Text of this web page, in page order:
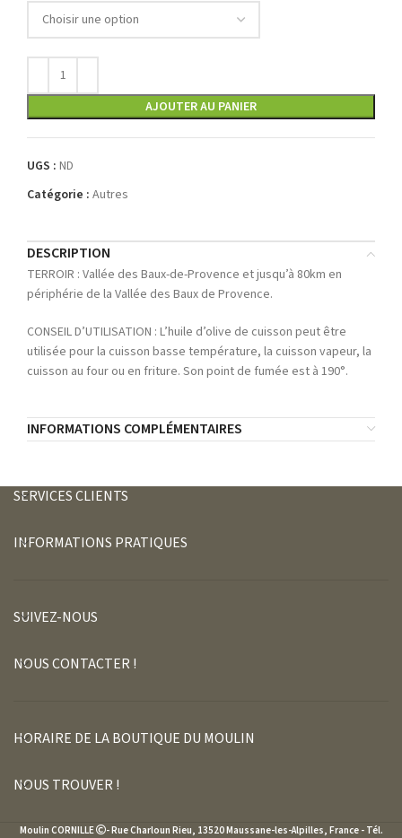
AJOUTER AU PANIER
UGS : ND
Catégorie : Autres
DESCRIPTION
TERROIR : Vallée des Baux-de-Provence et jusqu’à 80km en
périphérie de la Vallée des Baux de Provence.
CONSEIL D’UTILISATION : L’huile d’olive de cuisson peut être
utilisée pour la cuisson basse température, la cuisson vapeur, la
cuisson au four ou en friture. Son point de fumée est à 190°.
INFORMATIONS COMPLÉMENTAIRES
SERVICES CLIENTS
INFORMATIONS PRATIQUES
SUIVEZ-NOUS
NOUS CONTACTER !
HORAIRE DE LA BOUTIQUE DU MOULIN
NOUS TROUVER !
Moulin CORNILLE - Rue Charloun Rieu, 13520 Maussane-les-Alpilles, France - Tél.